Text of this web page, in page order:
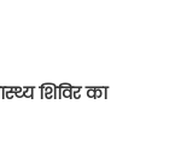
शिविर का